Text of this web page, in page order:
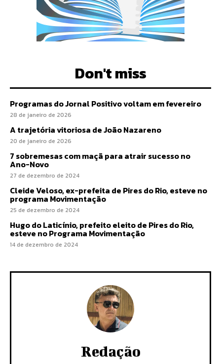
Don't miss
Programas do Jornal Positivo voltam em fevereiro
28 de janeiro de 2026
A trajetória vitoriosa de João Nazareno
20 de janeiro de 2026
7 sobremesas com maçã para atrair sucesso no
Ano-Novo
27 de dezembro de 2024
Cleide Veloso, ex-prefeita de Pires do Rio, esteve no
programa Movimentação
25 de dezembro de 2024
Hugo do Laticínio, prefeito eleito de Pires do Rio,
esteve no Programa Movimentação
14 de dezembro de 2024
Redação